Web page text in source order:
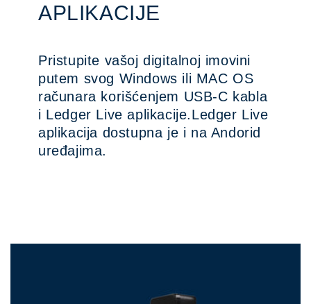
APLIKACIJE
Pristupite vašoj digitalnoj imovini
putem svog Windows ili MAC OS
računara korišćenjem USB-C kabla
i Ledger Live aplikacije.Ledger Live
aplikacija dostupna je i na Andorid
uređajima.